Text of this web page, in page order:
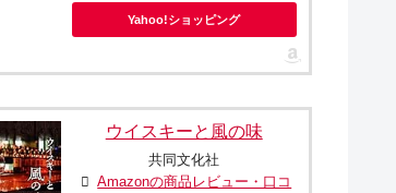
Yahoo!ショッピング
ウイスキーと風の味
共同文化社
Amazonの商品レビュー・口コ